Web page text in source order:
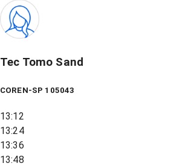
Tec Tomo Sand
COREN-SP 105043
13:12
13:24
13:36
13:48